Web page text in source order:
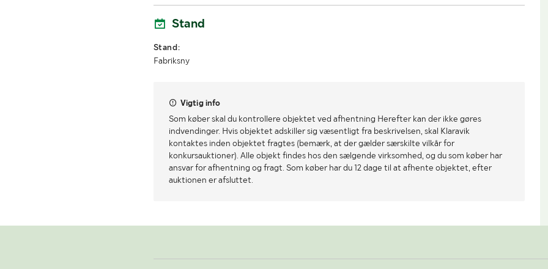
Stand
Stand:
Fabriksny
Vigtig info
Som køber skal du kontrollere objektet ved afhentning Herefter kan der ikke gøres
indvendinger. Hvis objektet adskiller sig væsentligt fra beskrivelsen, skal Klaravik
kontaktes inden objektet fragtes (bemærk, at der gælder særskilte vilkår for
konkursauktioner). Alle objekt findes hos den sælgende virksomhed, og du som køber har
ansvar for afhentning og fragt. Som køber har du 12 dage til at afhente objektet, efter
auktionen er afsluttet.